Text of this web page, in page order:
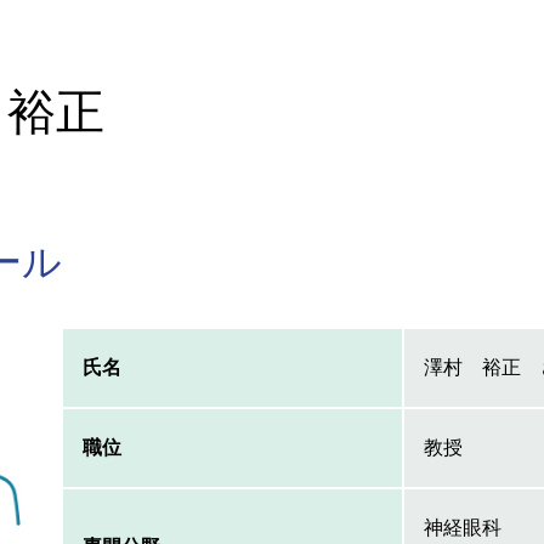
正
ル
氏名 澤村 裕正
職位 教授
神経眼科